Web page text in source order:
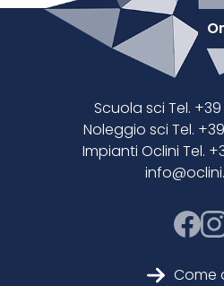
Scuola sci Tel.
Noleggio sci Tel.
Impianti Oclini Tel.
Come